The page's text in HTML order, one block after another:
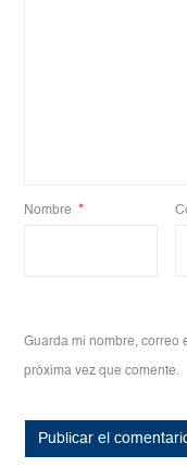
Nombre *
Guarda mi nombre, correo
próxima vez que comente.